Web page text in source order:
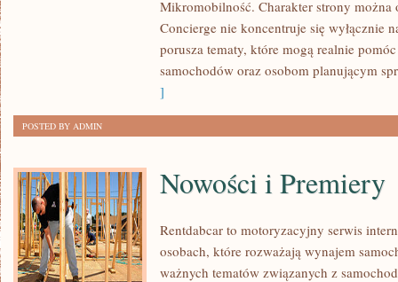
Mikromobilność. Charakter strony
Concierge nie koncentruje się wyłącznie
porusza tematy, które mogą realnie
samochodów oraz osobom planującym
]
POSTED BY ADMIN
Nowości i Premiery
Rentdabcar to motoryzacyjny serwis
osobach, które rozważają wynajem
ważnych tematów związanych z